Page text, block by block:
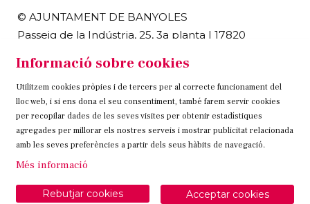
© AJUNTAMENT DE BANYOLES
Passeig de la Indústria, 25, 3a planta | 17820
972 58 18 48 | 972 57 00 50
Sitemap Avís Legal Ús de Cookies Contacteu
Link a instagram
Link a twitter
Link a facebook
Informació sobre cookies
Utilitzem cookies pròpies i de tercers per al correcte funcionament del
lloc web, i si ens dona el seu consentiment, també farem servir cookies
per recopilar dades de les seves visites per obtenir estadístiques
agregades per millorar els nostres serveis i mostrar publicitat relacionada
amb les seves preferències a partir dels seus hàbits de navegació.
Més informació
Acceptar cookies
Rebutjar cookies